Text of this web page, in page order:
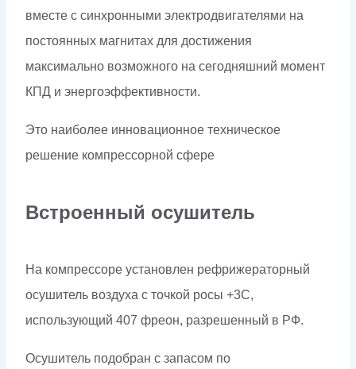
вместе с синхронными электродвигателями на
постоянных магнитах для достижения
максимально возможного на сегодняшний момент
КПД и энергоэффективности.
Это наиболее инновационное техническое
решение компрессорной сфере
Встроенный осушитель
На компрессоре установлен рефрижераторный
осушитель воздуха с точкой росы +3С,
использующий 407 фреон, разрешенный в РФ.
Осушитель подобран с запасом по